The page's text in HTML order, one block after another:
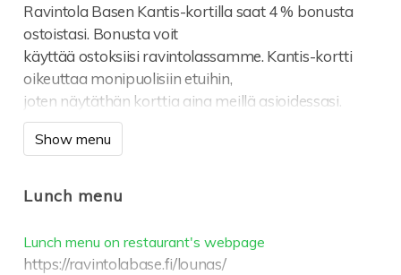
Ravintola Basen Kantis-kortilla saat 4 % bonusta
ostoistasi. Bonusta voit
käyttää ostoksiisi ravintolassamme. Kantis-kortti
oikeuttaa monipuolisiin etuihin,
joten näytäthän korttia aina meillä asioidessasi.
(Bonusta ei kerry alkoholista, tupakasta,
lahjakorteista, pikalounaasta eikä
Mobiili-kantiskortin voit saada, jos olet täyttänyt 18
Liittyminen ja jäsenenä oleminen on ilmaista, eikä se
velvoita mihinkään.
Show menu
Lunch menu
Lunch menu on restaurant's webpage
https://ravintolabase.fi/lounas/